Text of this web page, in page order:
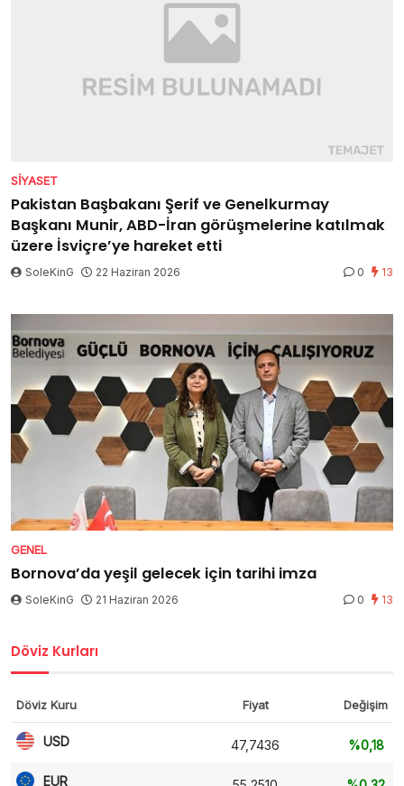
SIYASET
Pakistan Başbakanı Şerif ve Genelkurmay
Başkanı Munir, ABD-İran görüşmelerine katılmak
üzere İsviçre’ye hareket etti
SoleKinG 22 Haziran 2026 0 13
GENEL
Bornova’da yeşil gelecek için tarihi imza
SoleKinG 21 Haziran 2026 0 13
Döviz Kurları
Döviz Kuru Fiyat Değişim
USD 47,7436 %0,18
EUR